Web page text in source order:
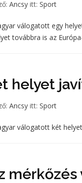
Ancsy itt: Sport
válogatott egy
továbbra is az
helyet
Ancsy itt: Sport
válogatott két